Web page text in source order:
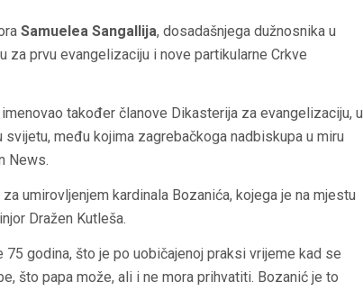
Samuelea Sangallija, dosadašnjega dužnosnika u
za prvu evangelizaciju i nove partikularne Crkve
također članove Dikasterija za evangelizaciju, u
među kojima zagrebačkoga nadbiskupa u miru
News.
umirovljenjem kardinala Bozanića, kojega je na mjestu
Dražen Kutleša.
75 godina, što je po uobičajenoj praksi vrijeme kad se
što papa može, ali i ne mora prihvatiti. Bozanić je to